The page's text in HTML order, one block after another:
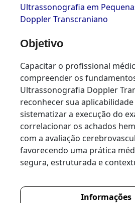
Ultrassonografia em
Doppler Transcraniano
Objetivo
Capacitar o profissional
compreender os
Ultrassonografia Doppler
reconhecer sua aplicabilidade
sistematizar a execução do
correlacionar os achados
com a avaliação
favorecendo uma prática
segura, estruturada e
Informações